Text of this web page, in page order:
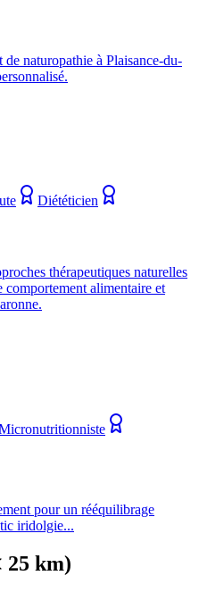
naturopathie à Plaisance-du-
Diététicien
thérapeutiques naturelles
comportement alimentaire et
pour un rééquilibrage
iridolgie...
25 km)